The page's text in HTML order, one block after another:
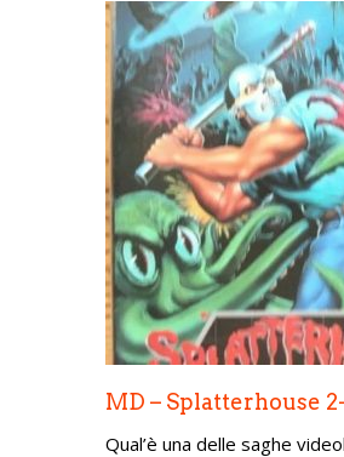
MD – Splatterhouse
Qual’è una delle saghe